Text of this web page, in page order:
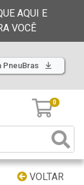
AQUI E
VOCÊ
PneuBras
0
VOLTAR